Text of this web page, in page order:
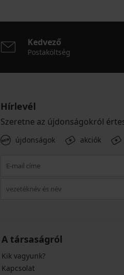
Kedvező
Postaköltség
Hírlevél
Szeretne az újdonságokról
újdonságok akciók
A társaságról
Kik vagyunk?
Kapcsolat